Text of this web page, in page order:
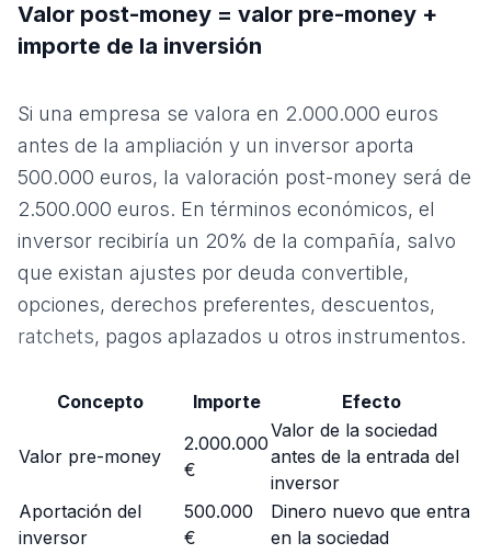
Valor post-money = valor pre-money +
importe de la inversión
Si una empresa se valora en 2.000.000 euros
antes de la ampliación y un inversor aporta
500.000 euros, la valoración post-money será de
2.500.000 euros. En términos económicos, el
inversor recibiría un 20% de la compañía, salvo
que existan ajustes por deuda convertible,
opciones, derechos preferentes, descuentos,
ratchets, pagos aplazados u otros instrumentos.
Concepto Importe Efecto
Valor pre-money
2.000.000
€
Valor de la sociedad
antes de la entrada del
inversor
Aportación del
inversor
500.000
€
Dinero nuevo que entra
en la sociedad